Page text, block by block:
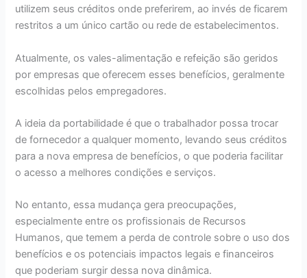
utilizem seus créditos onde preferirem, ao invés de ficarem
restritos a um único cartão ou rede de estabelecimentos.
Atualmente, os vales-alimentação e refeição são geridos
por empresas que oferecem esses benefícios, geralmente
escolhidas pelos empregadores.
A ideia da portabilidade é que o trabalhador possa trocar
de fornecedor a qualquer momento, levando seus créditos
para a nova empresa de benefícios, o que poderia facilitar
o acesso a melhores condições e serviços.
No entanto, essa mudança gera preocupações,
especialmente entre os profissionais de Recursos
Humanos, que temem a perda de controle sobre o uso dos
benefícios e os potenciais impactos legais e financeiros
que poderiam surgir dessa nova dinâmica.